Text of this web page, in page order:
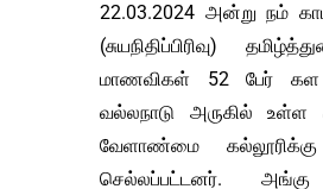
22.03.2024 அன்று நம்
(சுயநிதிப்பிரிவு)
மாணவிகள் 52 பேர் கள
வல்லநாடு அருகில் உள்ள
வேளாண்மை
செல்லப்பட்டனர். அங்கு